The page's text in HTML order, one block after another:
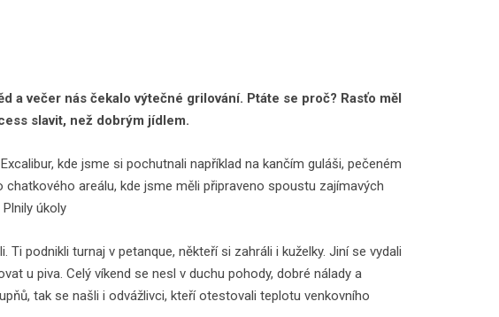
a večer nás čekalo výtečné grilování. Ptáte se proč? Rasťo měl
slavit, než dobrým jídlem.
kde jsme si pochutnali například na kančím guláši, pečeném
areálu, kde jsme měli připraveno spoustu zajímavých
úkoly
podnikli turnaj v petanque, někteří si zahráli i kuželky. Jiní se vydali
u piva. Celý víkend se nesl v duchu pohody, dobré nálady a
tak se našli i odvážlivci, kteří otestovali teplotu venkovního